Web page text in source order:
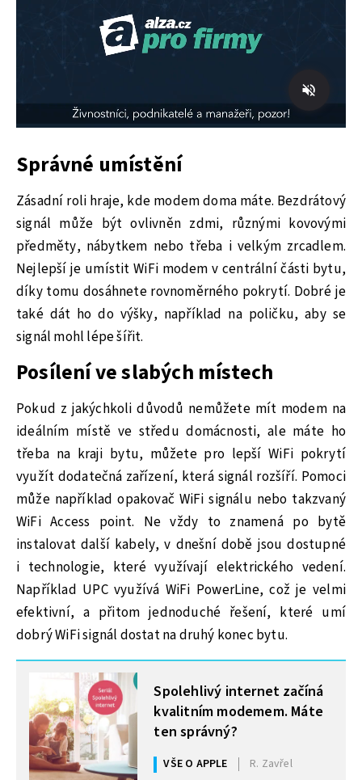
Správné umístění
Zásadní roli hraje, kde modem doma máte. Bezdrátový
signál může být ovlivněn zdmi, různými kovovými
předměty, nábytkem nebo třeba i velkým zrcadlem.
Nejlepší je umístit WiFi modem v centrální části bytu,
díky tomu dosáhnete rovnoměrného pokrytí. Dobré je
také dát ho do výšky, například na poličku, aby se
signál mohl lépe šířit.
Posílení ve slabých místech
Pokud z jakýchkoli důvodů nemůžete mít modem na
ideálním místě ve středu domácnosti, ale máte ho
třeba na kraji bytu, můžete pro lepší WiFi pokrytí
využít dodatečná zařízení, která signál rozšíří. Pomoci
může například opakovač WiFi signálu nebo takzvaný
WiFi Access point. Ne vždy to znamená po bytě
instalovat další kabely, v dnešní době jsou dostupné
i technologie, které využívají elektrického vedení.
Například UPC využívá WiFi PowerLine, což je velmi
efektivní, a přitom jednoduché řešení, které umí
dobrý WiFi signál dostat na druhý konec bytu.
MOHLO BY VÁS ZAJÍMAT
Spolehlivý internet začíná
kvalitním modemem. Máte
ten správný?
VŠE O APPLE R. Zavřel